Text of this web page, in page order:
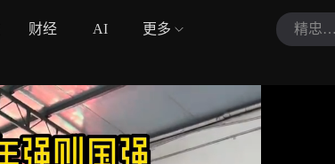
财经 AI 更多 精忠少年